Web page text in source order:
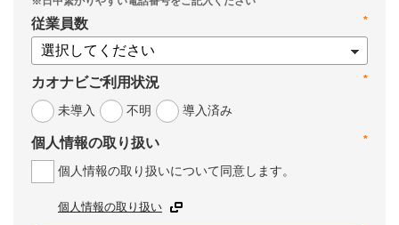
*
従業員数
*
カオナビご利用状況
未導入
不明 導入済み
*
個人情報の取り扱い
個人情報の取り扱いについて同意します。
個人情報の取り扱い